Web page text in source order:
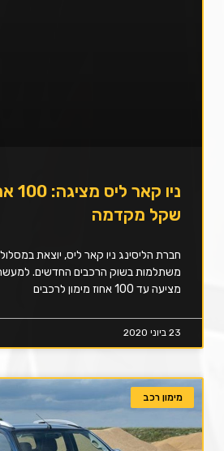
ניו
שקל מקדמה
חברת הליסינג ניו קאר ליס, יוצאת
משתלמות בשוק הרכבים החדשים.
מציעה עד 100 אחוז מימון לרכבים
23 ביוני 2020
מימון רכב